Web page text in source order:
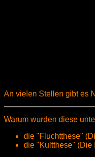
An vielen Stellen gibt es
Warum wurden diese
die "Fluchtthese"
die "Kultthese" (Die